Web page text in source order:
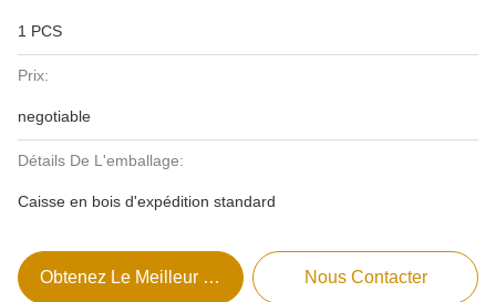
1 PCS
Prix:
negotiable
Détails De L'emballage:
Caisse en bois d'expédition standard
Obtenez Le Meilleur Prix Nous Contacter